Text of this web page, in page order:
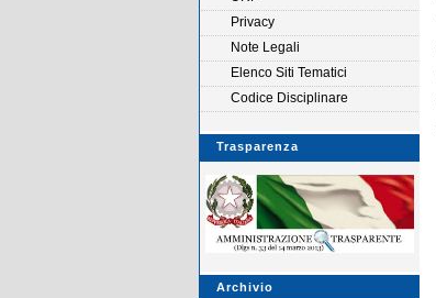
Privacy
Note Legali
Elenco Siti Tematici
Codice Disciplinare
Trasparenza
Archivio